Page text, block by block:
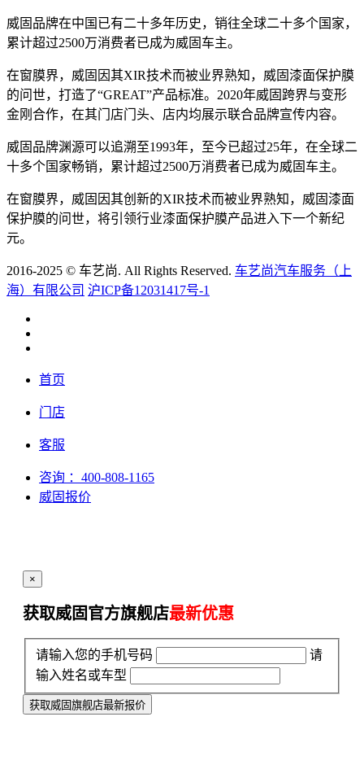
威固品牌在中国已有二十多年历史，销往全球二十多个国家，
累计超过2500万消费者已成为威固车主。
在窗膜界，威固因其XIR技术而被业界熟知，威固漆面保护膜
的问世，打造了“GREAT”产品标准。2020年威固跨界与变形
金刚合作，在其门店门头、店内均展示联合品牌宣传内容。
威固品牌渊源可以追溯至1993年，至今已超过25年，在全球二
十多个国家畅销，累计超过2500万消费者已成为威固车主。
在窗膜界，威固因其创新的XIR技术而被业界熟知，威固漆面
保护膜的问世，将引领行业漆面保护膜产品进入下一个新纪
元。
2016-2025 © 车艺尚. All Rights Reserved. 车艺尚汽车服务（上
海）有限公司 沪ICP备12031417号-1
首页
门店
客服
咨询 ：400-808-1165
威固报价
×
获取威固官方旗舰店最新优惠
请输入您的手机号码
请
输入姓名或车型
获取威固旗舰店最新报价